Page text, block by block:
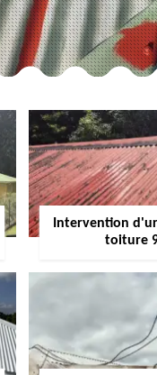
Intervention
toiture